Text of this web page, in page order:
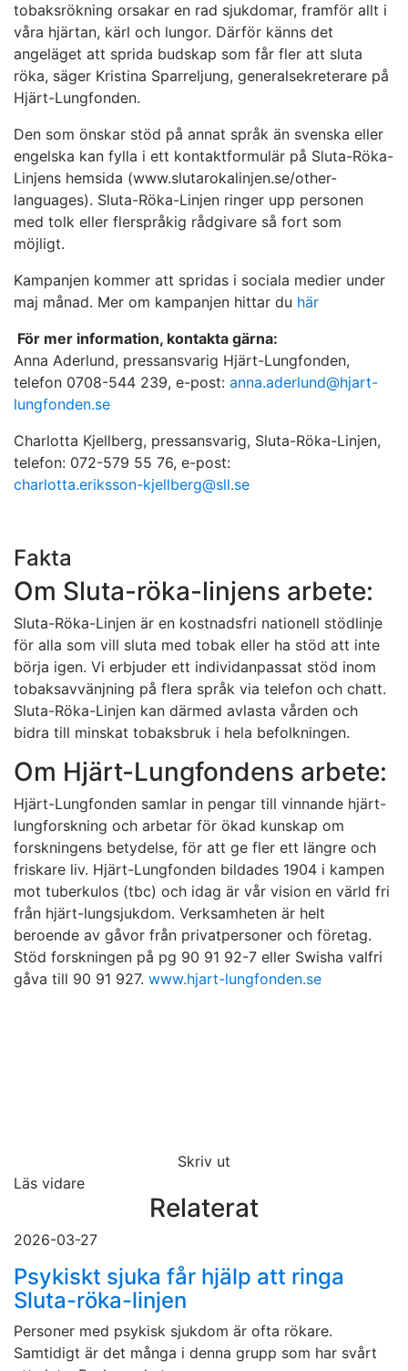
tobaksrökning orsakar en rad sjukdomar, framför allt i
våra hjärtan, kärl och lungor. Därför känns det
angeläget att sprida budskap som får fler att sluta
röka, säger Kristina Sparreljung, generalsekreterare på
Hjärt-Lungfonden.
Den som önskar stöd på annat språk än svenska eller
engelska kan fylla i ett kontaktformulär på Sluta-Röka-
Linjens hemsida (www.slutarokalinjen.se/other-
languages). Sluta-Röka-Linjen ringer upp personen
med tolk eller flerspråkig rådgivare så fort som
möjligt.
Kampanjen kommer att spridas i sociala medier under
maj månad. Mer om kampanjen hittar du här
För mer information, kontakta gärna:
Anna Aderlund, pressansvarig Hjärt-Lungfonden,
telefon 0708-544 239, e-post: anna.aderlund@hjart-
lungfonden.se
Charlotta Kjellberg, pressansvarig, Sluta-Röka-Linjen,
telefon: 072-579 55 76, e-post:
charlotta.eriksson-kjellberg@sll.se
Fakta
Om Sluta-röka-linjens arbete:
Sluta-Röka-Linjen är en kostnadsfri nationell stödlinje
för alla som vill sluta med tobak eller ha stöd att inte
börja igen. Vi erbjuder ett individanpassat stöd inom
tobaksavvänjning på flera språk via telefon och chatt.
Sluta-Röka-Linjen kan därmed avlasta vården och
bidra till minskat tobaksbruk i hela befolkningen.
Om Hjärt-Lungfondens arbete:
Hjärt-Lungfonden samlar in pengar till vinnande hjärt-
lungforskning och arbetar för ökad kunskap om
forskningens betydelse, för att ge fler ett längre och
friskare liv. Hjärt-Lungfonden bildades 1904 i kampen
mot tuberkulos (tbc) och idag är vår vision en värld fri
från hjärt-lungsjukdom. Verksamheten är helt
beroende av gåvor från privatpersoner och företag.
Stöd forskningen på pg 90 91 92-7 eller Swisha valfri
gåva till 90 91 927. www.hjart-lungfonden.se
Skriv ut
Läs vidare
Relaterat
2026-03-27
Psykiskt sjuka får hjälp att ringa
Sluta-röka-linjen
Personer med psykisk sjukdom är ofta rökare.
Samtidigt är det många i denna grupp som har svårt